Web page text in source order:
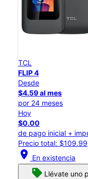
TCL
FLIP 4
Desde
$4.59 al mes
por 24 meses
Hoy
$0.00
de pago inicial +
Precio total: $109.99
location_on En existencia
Llévate uno